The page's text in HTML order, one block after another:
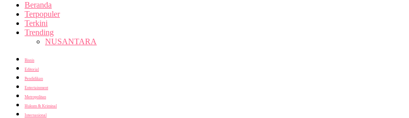
Beranda
Terpopuler
Terkini
Trending
NUSANTARA
Bisnis
Editorial
Pendidikan
Entertainment
Metropolitan
Hukum & Kriminal
Internasional